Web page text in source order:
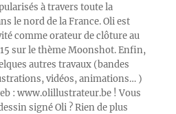
à travers toute la
le nord de la France. Oli est
comme orateur de clôture au
sur le thème Moonshot. Enfin,
autres travaux (bandes
vidéos, animations… )
: www.olillustrateur.be ! Vous
signé Oli ? Rien de plus